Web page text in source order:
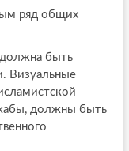
ряд общих
должна быть
Визуальные
должны быть